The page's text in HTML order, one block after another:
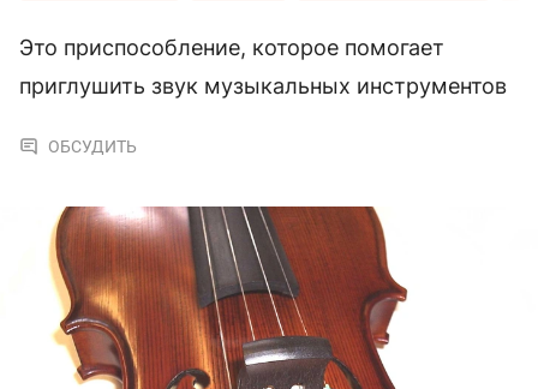
Это приспособление, которое помогает
приглушить звук музыкальных инструментов
ОБСУДИТЬ